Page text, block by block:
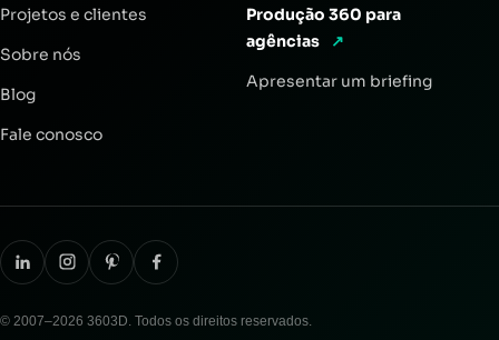
Projetos e clientes
Sobre nós
Blog
Fale conosco
Produção 360 para
agências
↗
Apresentar um briefing
© 2007–2026 3603D. Todos os direitos reservados.